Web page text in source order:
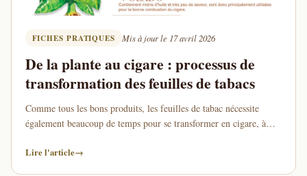
FICHES PRATIQUES Mis à jour le 17 avril 2026
De la plante au cigare : processus de
transformation des feuilles de tabacs
Comme tous les bons produits, les feuilles de tabac nécessite
également beaucoup de temps pour se transformer en cigare, à
Lire l'article→